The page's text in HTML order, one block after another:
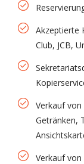
Akzeptierte
Club, JCB,
Verkauf
Getränken,
Verkauf